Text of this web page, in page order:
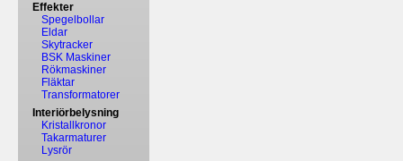
Effekter
Spegelbollar
Eldar
Skytracker
BSK Maskiner
Rökmaskiner
Fläktar
Transformatorer
Interiörbelysning
Kristallkronor
Takarmaturer
Lysrör